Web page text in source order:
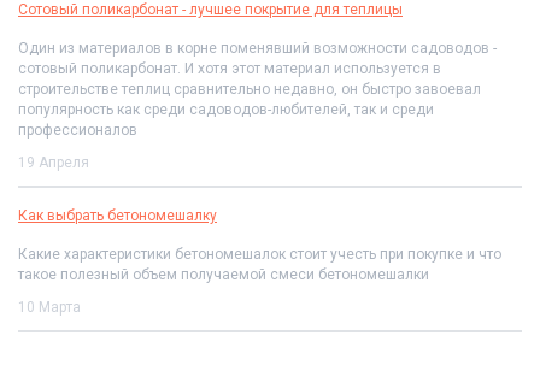
Сотовый поликарбонат - лучшее покрытие для теплицы
Один из материалов в корне поменявший возможности садоводов -
сотовый поликарбонат. И хотя этот материал используется в
строительстве теплиц сравнительно недавно, он быстро завоевал
популярность как среди садоводов-любителей, так и среди
профессионалов
19 Апреля
Как выбрать бетономешалку
Какие характеристики бетономешалок стоит учесть при покупке и что
такое полезный объем получаемой смеси бетономешалки
10 Марта